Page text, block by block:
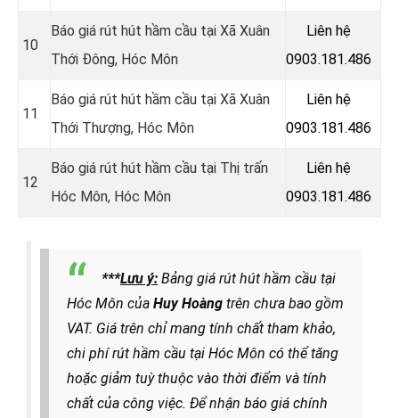
10
Báo giá rút hút hầm cầu tại Xã Xuân
Thới Đông, Hóc Môn
Liên hệ
0903.181.486
11
Báo giá rút hút hầm cầu tại Xã Xuân
Thới Thượng, Hóc Môn
Liên hệ
0903.181.486
12
Báo giá rút hút hầm cầu tại Thị trấn
Hóc Môn, Hóc Môn
Liên hệ
0903.181.486
***Lưu ý: Bảng giá rút hút hầm cầu tại
Hóc Môn của Huy Hoàng trên chưa bao gồm
VAT. Giá trên chỉ mang tính chất tham khảo,
chi phí rút hầm cầu tại Hóc Môn có thể tăng
hoặc giảm tuỳ thuộc vào thời điểm và tính
chất của công việc. Để nhận báo giá chính